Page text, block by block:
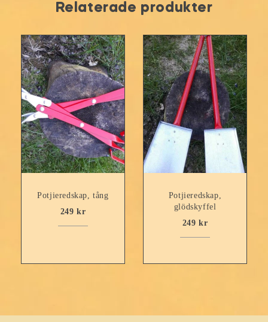
Relaterade produkter
Potjieredskap, tång
249kr
Potjieredskap,
glödskyffel
249kr